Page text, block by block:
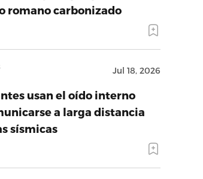
romano carbonizado
Jul 18, 2026
usan el oído interno
a larga distancia
sísmicas